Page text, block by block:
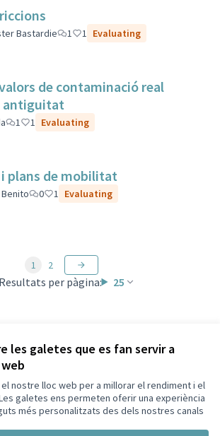
les galetes que es fan servir a
nostre lloc web per a millorar el rendiment i el
galetes ens permeten oferir una experiència
més personalitzats des dels nostres canals
Bastardie 1 1 Evaluating
de contaminació real
antiguitat
1 1 Evaluating
plans de mobilitat
0 1 Evaluating
Resultats per pàgina: 25
1 2
retirades
X
a Facebook
Cugat a Instagram
Sant Cugat a GitHub